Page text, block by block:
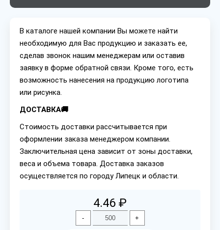
В каталоге нашей компании Вы можете найти
необходимую для Вас продукцию и заказать ее,
сделав звонок нашим менеджерам или оставив
заявку в форме обратной связи. Кроме того, есть
возможность нанесения на продукцию логотипа
или рисунка.
ДОСТАВКА🚚
Стоимость доставки рассчитывается при
оформлении заказа менеджером компании.
Заключительная цена зависит от зоны доставки,
веса и объема товара. Доставка заказов
осуществляется по городу Липецк и области.
4.46 ₽
- +